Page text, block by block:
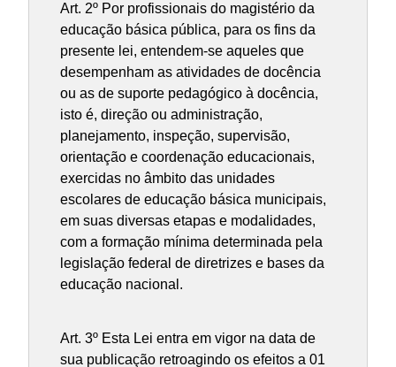
Art. 2º Por profissionais do magistério da
educação básica pública, para os fins da
presente lei, entendem-se aqueles que
desempenham as atividades de docência
ou as de suporte pedagógico à docência,
isto é, direção ou administração,
planejamento, inspeção, supervisão,
orientação e coordenação educacionais,
exercidas no âmbito das unidades
escolares de educação básica municipais,
em suas diversas etapas e modalidades,
com a formação mínima determinada pela
legislação federal de diretrizes e bases da
educação nacional.
Art. 3º Esta Lei entra em vigor na data de
sua publicação retroagindo os efeitos a 01